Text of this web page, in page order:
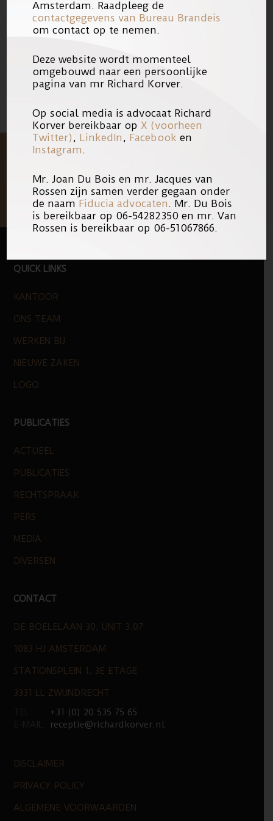
ScienceGuide.
08/03/2018Link
FOOTER
QUICK LINKS
KANTOOR
ONS TEAM
WERKEN BIJ
NIEUWE ZAKEN
LOGO
PUBLICATIES
ACTUEEL
PUBLICATIES
RECHTSPRAAK
PERS
MEDIA
DIVERSEN
CONTACT
DE BOELELAAN 30, UNIT 3.07
1083 HJ AMSTERDAM
STATIONSPLEIN 1, 3E ETAGE
3331 LL ZWIJNDRECHT
+31 (0) 20 535 75 65
receptie@richardkorver.nl
DISCLAIMER
PRIVACY POLICY
ALGEMENE VOORWAARDEN
Amsterdam. Raadpleeg de
contactgegevens van Bureau Brandeis
om contact op te nemen.
Deze website wordt momenteel
omgebouwd naar een persoonlijke
pagina van mr Richard Korver.
Op social media is advocaat Richard
Korver bereikbaar op X (voorheen
Twitter) , LinkedIn , Facebook en
Instagram.
Mr. Joan Du Bois en mr. Jacques van
Rossen zijn samen verder gegaan onder
de naam Fiducia advocaten. Mr. Du Bois
is bereikbaar op 06-54282350 en mr. Van
Rossen is bereikbaar op 06-51067866.